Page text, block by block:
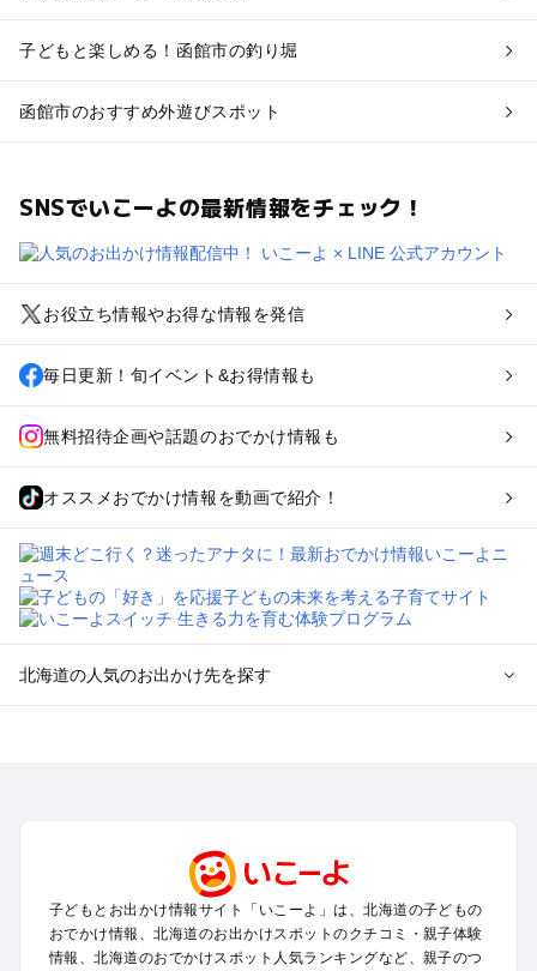
子どもと楽しめる！函館市の釣り堀
函館市のおすすめ外遊びスポット
SNSでいこーよの最新情報をチェック！
お役立ち情報やお得な情報を発信
毎日更新！旬イベント&お得情報も
無料招待企画や話題のおでかけ情報も
オススメおでかけ情報を動画で紹介！
北海道の人気のお出かけ先を探す
函館・湯の川温泉・大沼・松前のプールお出かけ
帯広・十勝・サホロ・狩勝高原のプールお出かけ
千歳・石狩・空知・美唄のプールお出かけ
小樽・積丹・キロロのプールお出かけ
子どもとお出かけ情報サイト「いこーよ」は、北海道の子どもの
おでかけ情報、北海道のお出かけスポットのクチコミ・親子体験
情報、北海道のおでかけスポット人気ランキングなど、親子のつ